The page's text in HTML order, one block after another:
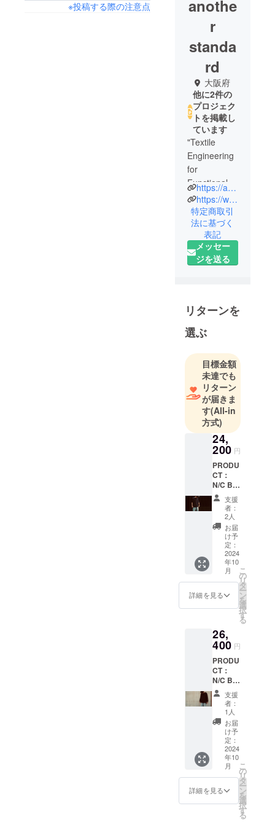
※投稿する際の注意点
anothe
r
standa
rd
大阪府
他に2件の
プロジェク
トを掲載し
ています
"Textile
Engineering
for
Functional
Beauty"
another
standardは
テキスタイ
ルエンジニ
アであるデ
ら製品デザ
インまで、
「今までに
を創造す
る、少し変
わったアパ
レルです。
素材構成や
糸からのモ
ノづくりを
行っていま
https://another-standard.com/
https://www.instagram.com/another_standard_
特定商取引
法に基づく
表記
メッセー
ジを送る
リターンを
選ぶ
目標金額
未達でも
リターン
が届きま
す(All-in
方式)
24,
200 円
PRODU
CT：
N/C BA
H/S
TEE(AG
C-0324)
SIZE：
FREE(
バスト
126cm
着丈
74cm
袖丈
25.5cm
肩幅
56cm)
が生じ
る可能
性が有
ります
COLOR
：
NIGHT
PRICE
¥24,200
-(税込・
送料込
み) 数
量 1枚
支援
者：
2人
お届
け予
定：
2024
年10
月
詳細を見る
こ
の
リ
タ
ー
ン
を
選
択
す
る
26,
400 円
PRODU
CT：
N/C BA
L/S
TEE(AG
C-0424)
SIZE：
FREE
(バスト
126cm
着丈
74cm
袖丈
58cm
肩幅
56cm)
支援
者：
1人
お届
け予
定：
2024
年10
月
詳細を見る
こ
の
リ
タ
ー
ン
を
選
択
す
る